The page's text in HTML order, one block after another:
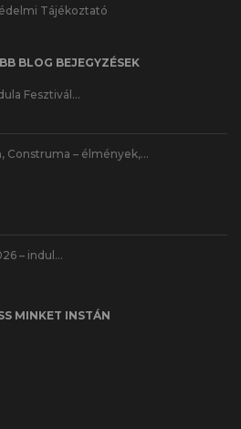
Tájékoztató
BLOG BEJEGYZÉSEK
Fesztivál…
Construma – élmények,…
– indul…
MINKET INSTÁN